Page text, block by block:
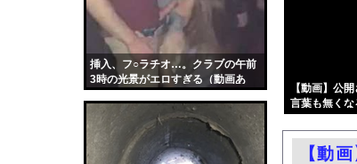
挿入、フ○ラチオ…。クラブの午前
3時の光景がエロすぎる（動画あ
ホームレス
【動画】東
井上晴美、
エロ漫画『
中国人の子
【動画】公
言葉も無く
自動
更新
【動